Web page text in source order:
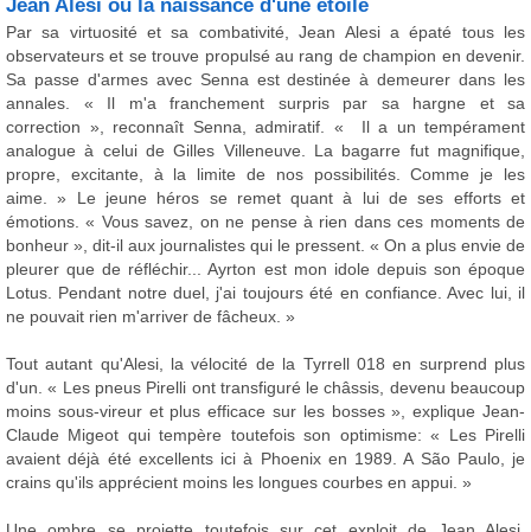
Jean Alesi ou la naissance d'une étoile
Par sa virtuosité et sa combativité, Jean Alesi a épaté tous les
observateurs et se trouve propulsé au rang de champion en devenir.
Sa passe d'armes avec Senna est destinée à demeurer dans les
annales. « Il m'a franchement surpris par sa hargne et sa
correction », reconnaît Senna, admiratif. « Il a un tempérament
analogue à celui de Gilles Villeneuve. La bagarre fut magnifique,
propre, excitante, à la limite de nos possibilités. Comme je les
aime. » Le jeune héros se remet quant à lui de ses efforts et
émotions. « Vous savez, on ne pense à rien dans ces moments de
bonheur », dit-il aux journalistes qui le pressent. « On a plus envie de
pleurer que de réfléchir... Ayrton est mon idole depuis son époque
Lotus. Pendant notre duel, j'ai toujours été en confiance. Avec lui, il
ne pouvait rien m'arriver de fâcheux. »
Tout autant qu'Alesi, la vélocité de la Tyrrell 018 en surprend plus
d'un. « Les pneus Pirelli ont transfiguré le châssis, devenu beaucoup
moins sous-vireur et plus efficace sur les bosses », explique Jean-
Claude Migeot qui tempère toutefois son optimisme: « Les Pirelli
avaient déjà été excellents ici à Phoenix en 1989. A São Paulo, je
crains qu'ils apprécient moins les longues courbes en appui. »